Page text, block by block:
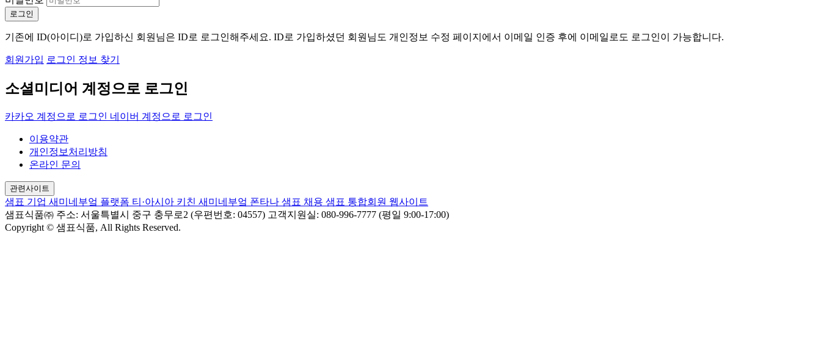
로그인
기존에 ID(아이디)로 가입하신 회원님은 ID로 로그인해주세요. ID로 가입하셨던 회원님도 개인정보 수정 페이지에서 이메일 인증 후에 이메일로도 로그인이 가능합니다.
회원가입 로그인 정보 찾기
소셜미디어 계정으로 로그인
카카오 계정으로 로그인 네이버 계정으로 로그인
이용약관
개인정보처리방침
온라인 문의
관련사이트
샘표 기업 새미네부엌 플랫폼 티·아시아 키친 새미네부엌 폰타나 샘표 채용 샘표 통합회원 웹사이트
샘표식품㈜ 주소: 서울특별시 중구 충무로2 (우편번호: 04557) 고객지원실: 080-996-7777 (평일 9:00-17:00)
Copyright © 샘표식품, All Rights Reserved.